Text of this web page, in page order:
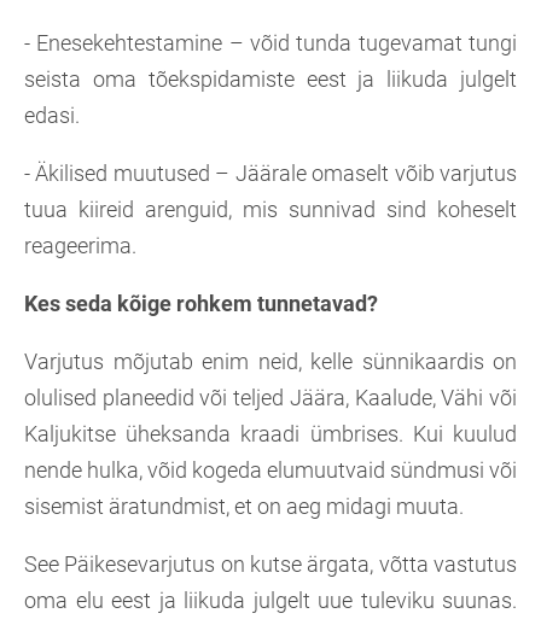
- Enesekehtestamine – võid tunda tugevamat tungi
seista oma tõekspidamiste eest ja liikuda julgelt
edasi.
- Äkilised muutused – Jäärale omaselt võib varjutus
tuua kiireid arenguid, mis sunnivad sind koheselt
reageerima.
Kes seda kõige rohkem tunnetavad?
Varjutus mõjutab enim neid, kelle sünnikaardis on
olulised planeedid või teljed Jäära, Kaalude, Vähi või
Kaljukitse üheksanda kraadi ümbrises. Kui kuulud
nende hulka, võid kogeda elumuutvaid sündmusi või
sisemist äratundmist, et on aeg midagi muuta.
See Päikesevarjutus on kutse ärgata, võtta vastutus
oma elu eest ja liikuda julgelt uue tuleviku suunas.